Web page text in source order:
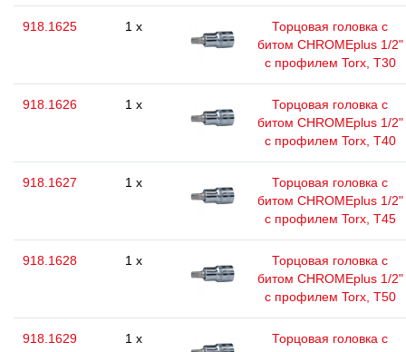
918.1625 1 x
Торцовая головка с
битом CHROMEplus 1/2"
с профилем Torx, T30
918.1626 1 x
Торцовая головка с
битом CHROMEplus 1/2"
с профилем Torx, T40
918.1627 1 x
Торцовая головка с
битом CHROMEplus 1/2"
с профилем Torx, T45
918.1628 1 x
Торцовая головка с
битом CHROMEplus 1/2"
с профилем Torx, T50
918.1629 1 x
Торцовая головка с